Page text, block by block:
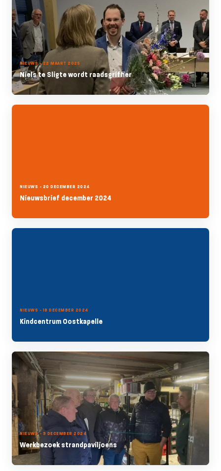
NIEUWS - 22 MAART 2025
Niels te Sligte wordt raadsgriffier
NIEUWS - 20 DECEMBER 2024
Nieuwsbrief december 2024
NIEUWS - 18 DECEMBER 2024
Kindcentrum Oostkapelle
NIEUWS - 9 DECEMBER 2024
Werkbezoek strandpaviljoens